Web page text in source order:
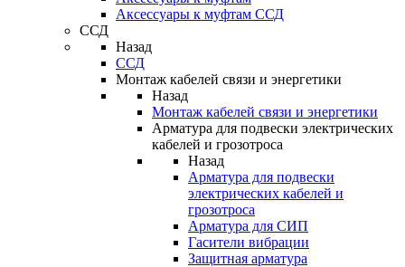
Аксессуары к муфтам ССД
ССД
Назад
ССД
Монтаж кабелей связи и энергетики
Назад
Монтаж кабелей связи и энергетики
Арматура для подвески электрических
кабелей и грозотроса
Назад
Арматура для подвески
электрических кабелей и
грозотроса
Арматура для СИП
Гасители вибрации
Защитная арматура